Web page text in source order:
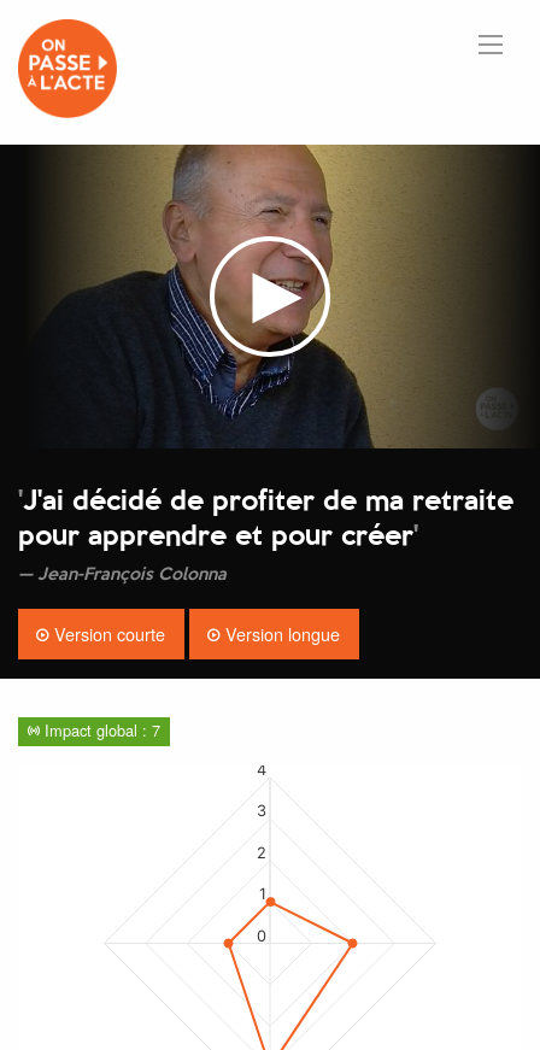
'J'ai décidé de profiter de ma retraite
pour apprendre et pour créer'
Jean-François Colonna
Version courte Version longue
Impact global : 7
0
1
2
3
4